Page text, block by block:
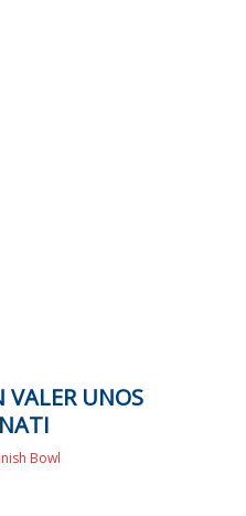
VALER UNOS
Bowl